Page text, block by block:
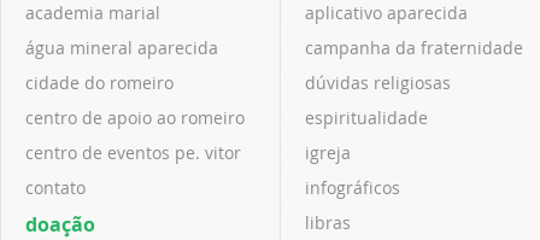
academia marial
água mineral aparecida
cidade do romeiro
centro de apoio ao romeiro
centro de eventos pe. vitor
contato
doação
aplicativo aparecida
campanha da fraternidade
dúvidas religiosas
espiritualidade
igreja
infográficos
libras